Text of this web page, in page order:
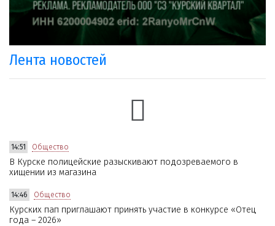
Лента новостей
14:51 Общество
В Курске полицейские разыскивают подозреваемого в
хищении из магазина
14:46 Общество
Курских пап приглашают принять участие в конкурсе «Отец
года – 2026»